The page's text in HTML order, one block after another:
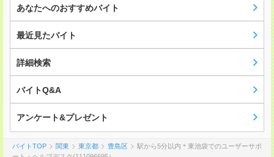
あなたへのおすすめバイト
最近見たバイト
詳細検索
バイトQ&A
アンケート&プレゼント
バイトTOP 関東 東京都 豊島区
駅から5分以内＊東池袋でのユーザーサポ